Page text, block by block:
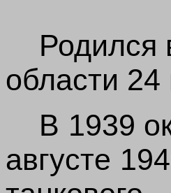
Родился
области
В 1939
августе